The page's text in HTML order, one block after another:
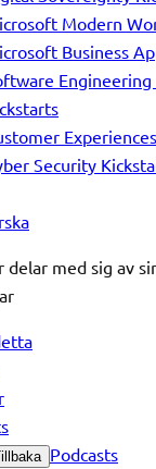
Modern
Business
Security
med sig av
Podcasts